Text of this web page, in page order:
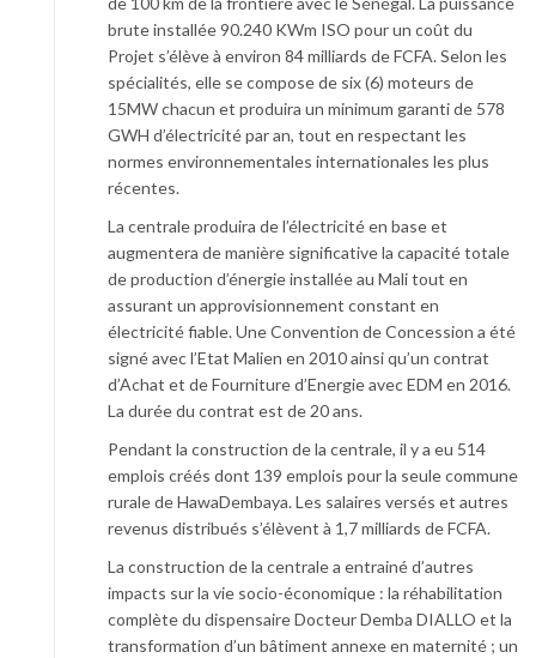
brute installée 90.240 KWm ISO pour un coût du
Projet s’élève à environ 84 milliards de FCFA. Selon les
spécialités, elle se compose de six (6) moteurs de
15MW chacun et produira un minimum garanti de 578
GWH d’électricité par an, tout en respectant les
normes environnementales internationales les plus
récentes.
La centrale produira de l’électricité en base et
augmentera de manière significative la capacité totale
de production d’énergie installée au Mali tout en
assurant un approvisionnement constant en
électricité fiable. Une Convention de Concession a été
signé avec l’Etat Malien en 2010 ainsi qu’un contrat
d’Achat et de Fourniture d’Energie avec EDM en 2016.
La durée du contrat est de 20 ans.
Pendant la construction de la centrale, il y a eu 514
emplois créés dont 139 emplois pour la seule commune
rurale de HawaDembaya. Les salaires versés et autres
revenus distribués s’élèvent à 1,7 milliards de FCFA.
La construction de la centrale a entrainé d’autres
impacts sur la vie socio-économique : la réhabilitation
complète du dispensaire Docteur Demba DIALLO et la
transformation d’un bâtiment annexe en maternité ; un